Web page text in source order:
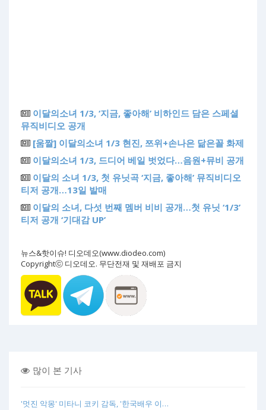
이달의소녀 1/3, ‘지금, 좋아해’ 비하인드 담은 스페셜
뮤직비디오 공개
[움짤] 이달의소녀 1/3 현진, 쯔위+손나은 닮은꼴 화제
이달의소녀 1/3, 드디어 베일 벗었다…음원+뮤비 공개
이달의 소녀 1/3, 첫 유닛곡 ‘지금, 좋아해’ 뮤직비디오
티저 공개…13일 발매
이달의 소녀, 다섯 번째 멤버 비비 공개…첫 유닛 ‘1/3’
티저 공개 ‘기대감 UP’
뉴스&핫이슈! 디오데오(www.diodeo.com)
Copyrightⓒ 디오데오. 무단전재 및 재배포 금지
많이 본 기사
'멋진 악몽' 미타니 코키 감독, '한국배우 이…